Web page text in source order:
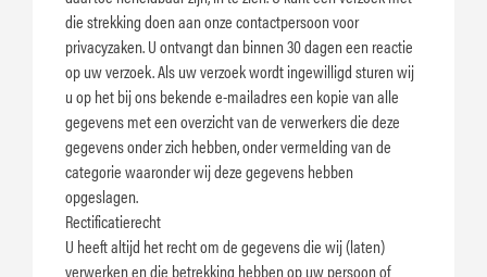
die strekking doen aan onze contactpersoon voor
privacyzaken. U ontvangt dan binnen 30 dagen een reactie
op uw verzoek. Als uw verzoek wordt ingewilligd sturen wij
u op het bij ons bekende e-mailadres een kopie van alle
gegevens met een overzicht van de verwerkers die deze
gegevens onder zich hebben, onder vermelding van de
categorie waaronder wij deze gegevens hebben
opgeslagen.
Rectificatierecht
U heeft altijd het recht om de gegevens die wij (laten)
verwerken en die betrekking hebben op uw persoon of